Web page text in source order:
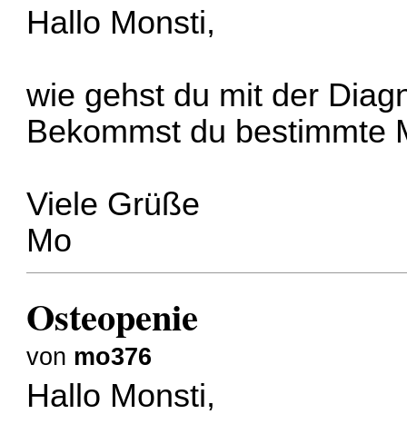
Hallo Monsti,
wie gehst du mit der
Bekommst du bestimmte
Viele Grüße
Mo
Osteopenie
von mo376
Hallo Monsti,